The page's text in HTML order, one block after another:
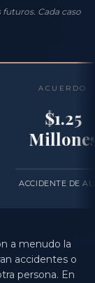
Cada caso
DE AUTO
a menudo la
accidentes o
persona. En